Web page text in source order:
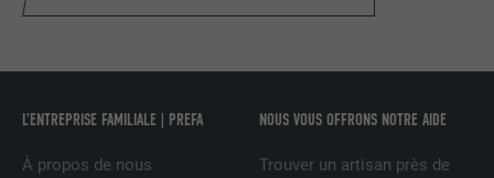
L’ENTREPRISE FAMILIALE | PREFA
À propos de nous
NOUS VOUS OFFRONS NOTRE AIDE
Trouver un artisan près de
FOURNISSEUR LinkedIn
EXPIRATION